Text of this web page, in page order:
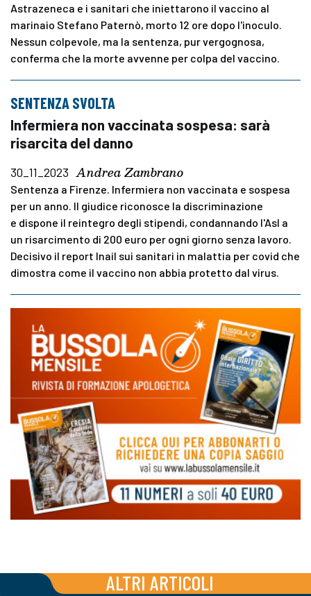
Astrazeneca e i sanitari che iniettarono il vaccino al
marinaio Stefano Paternò, morto 12 ore dopo l'inoculo.
Nessun colpevole, ma la sentenza, pur vergognosa,
conferma che la morte avvenne per colpa del vaccino.
SENTENZA SVOLTA
Infermiera non vaccinata sospesa: sarà
risarcita del danno
30_11_2023 Andrea Zambrano
Sentenza a Firenze. Infermiera non vaccinata e sospesa
per un anno. Il giudice riconosce la discriminazione
e dispone il reintegro degli stipendi, condannando l'Asl a
un risarcimento di 200 euro per ogni giorno senza lavoro.
Decisivo il report Inail sui sanitari in malattia per covid che
dimostra come il vaccino non abbia protetto dal virus.
ALTRI ARTICOLI